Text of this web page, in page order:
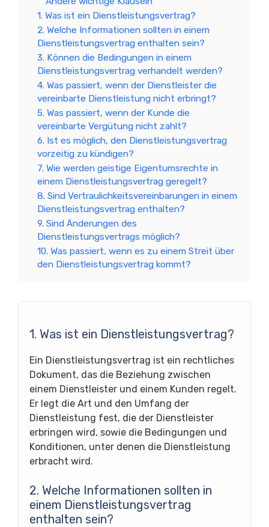
1. Was ist ein Dienstleistungsvertrag?
2. Welche Informationen sollten in einem
Dienstleistungsvertrag enthalten sein?
3. Können die Bedingungen in einem
Dienstleistungsvertrag verhandelt werden?
4. Was passiert, wenn der Dienstleister die
vereinbarte Dienstleistung nicht erbringt?
5. Was passiert, wenn der Kunde die
vereinbarte Vergütung nicht zahlt?
6. Ist es möglich, den Dienstleistungsvertrag
vorzeitig zu kündigen?
7. Wie werden geistige Eigentumsrechte in
einem Dienstleistungsvertrag geregelt?
8. Sind Vertraulichkeitsvereinbarungen in einem
Dienstleistungsvertrag enthalten?
9. Sind Änderungen des
Dienstleistungsvertrags möglich?
10. Was passiert, wenn es zu einem Streit über
den Dienstleistungsvertrag kommt?
1. Was ist ein Dienstleistungsvertrag?
Ein Dienstleistungsvertrag ist ein rechtliches
Dokument, das die Beziehung zwischen
einem Dienstleister und einem Kunden regelt.
Er legt die Art und den Umfang der
Dienstleistung fest, die der Dienstleister
erbringen wird, sowie die Bedingungen und
Konditionen, unter denen die Dienstleistung
erbracht wird.
2. Welche Informationen sollten in
einem Dienstleistungsvertrag
enthalten sein?